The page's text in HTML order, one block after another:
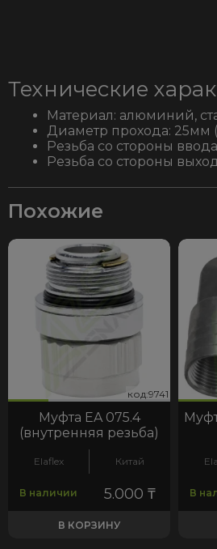
Технические
Материал: алюминий,
Диаметр прохода: 25мм
Резьба со стороны ввода
Резьба со стороны
Похожие
код:9741
Муфта EA 075.4
(внутренняя резьба)
Elaflex Китай
В наличии 5.000 ₸
В КОРЗИНУ
код:11482
В